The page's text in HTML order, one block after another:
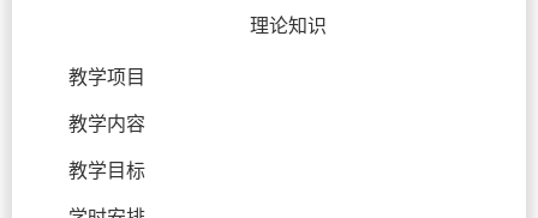
理论知识
教学项目
教学内容
教学目标